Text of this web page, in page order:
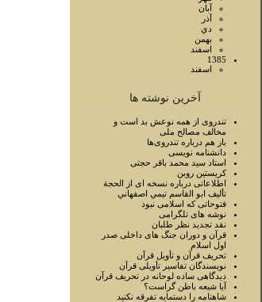
آبان
آذر
دي
بهمن
اسفند
1385
اسفند
آخرین نوشته ها
تندروی از همه نوعش بد است و
مخالف مصالح ملی
باز هم درباره تندروی‌ها
دانشنامه نویسی
استاد سيد محمد باقر حجتی
کریستین روبن
اطلاعاتی درباره نسخه ای از الحجة
تأليف ابو القاسم تيمي اصفهاني
فتوحاتی که اسلامی نبود
نوشه های تلگرامی
نقد تجدید نظر طلبان
قرآن و دوران جنگ های داخلی صدر
اول اسلام
تحريف قرآن و تأويل قرآن
نويسندگان تفاسير تأويلی قرآن
ديدگاهی ساده لوحانه در تحريف قرآن
آيا شيعه باطن گراست؟
شاهنامه را دستمايه تفرقه نکنيد